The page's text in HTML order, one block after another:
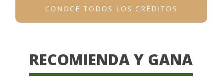
CONOCE TODOS LOS CRÉDITOS
RECOMIENDA Y GANA